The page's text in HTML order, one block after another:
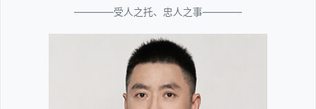
————受人之托、忠人之事————